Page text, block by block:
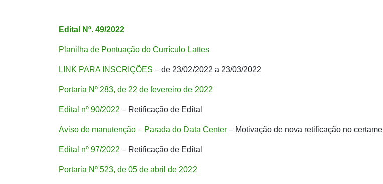
Edital Nº. 49/2022
Planilha de Pontuação do Currículo Lattes
LINK PARA INSCRIÇÕES – de 23/02/2022 a 23/03/2022
Portaria Nº 283, de 22 de fevereiro de 2022
Edital nº 90/2022 – Retificação de Edital
Aviso de manutenção – Parada do Data Center – Motivação de nova retificação no certame
Edital nº 97/2022 – Retificação de Edital
Portaria Nº 523, de 05 de abril de 2022